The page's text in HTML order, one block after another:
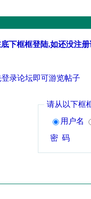
下框框登陆,如还没注
录论坛即可游览帖子
请从以下框
用户名
密 码